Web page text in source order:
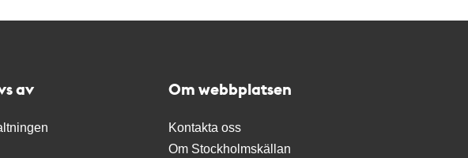
av Om webbplatsen
Kontakta oss
Om Stockholmskällan